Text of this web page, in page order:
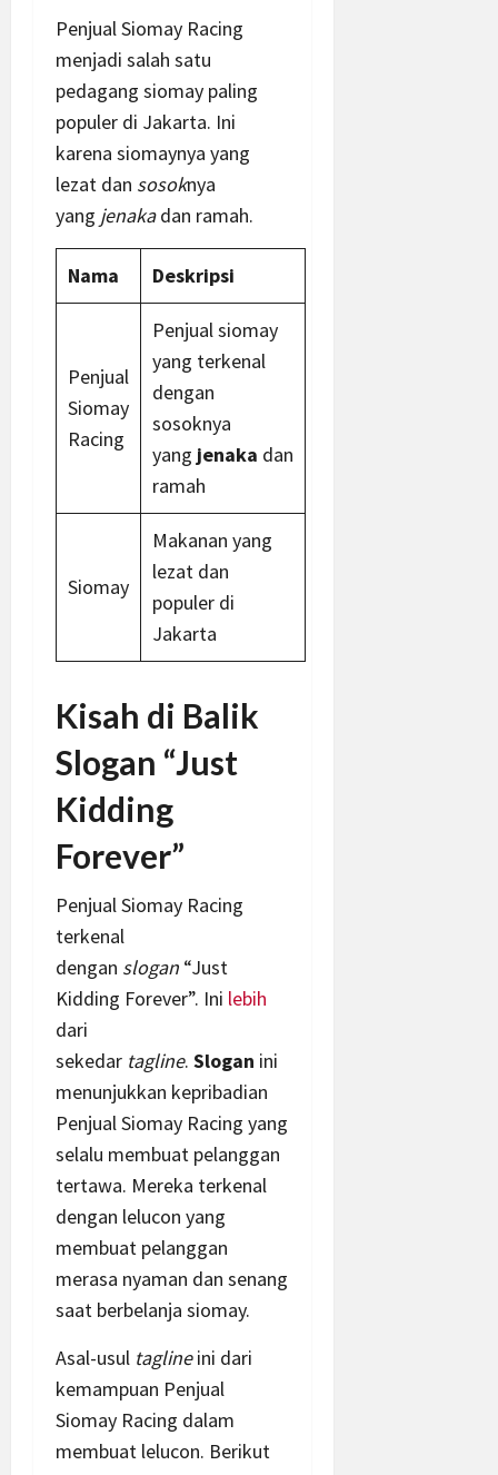
Penjual Siomay Racing
menjadi salah satu
pedagang siomay paling
populer di Jakarta. Ini
karena siomaynya yang
lezat dan sosoknya
yang jenakadan ramah.
Nama Deskripsi
Penjual
Siomay
Racing
Penjual siomay
yang terkenal
dengan
sosoknya
yang jenaka dan
ramah
Siomay
Makanan yang
lezat dan
populer di
Jakarta
Kisah di Balik
Slogan “Just
Kidding
Forever”
Penjual Siomay Racing
terkenal
dengan slogan “Just
Kidding Forever”. Ini lebih
dari
sekedar tagline. Slogan ini
menunjukkan kepribadian
Penjual Siomay Racing yang
selalu membuat pelanggan
tertawa. Mereka terkenal
dengan lelucon yang
membuat pelanggan
merasa nyaman dan senang
saat berbelanja siomay.
Asal-usul taglineini dari
kemampuan Penjual
Siomay Racing dalam
membuat lelucon. Berikut